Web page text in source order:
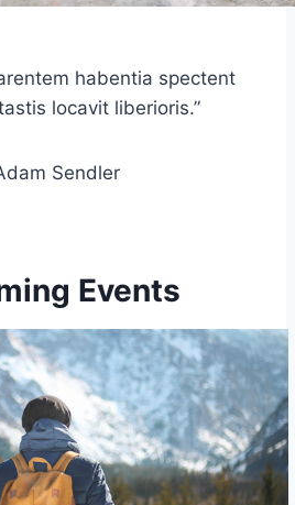
habentia spectent
locavit liberioris.”
Sendler
Events